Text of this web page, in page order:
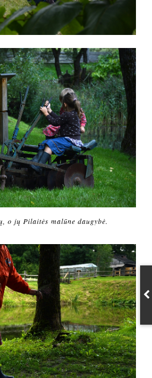
o jų Pilaitės malūne daugybė.